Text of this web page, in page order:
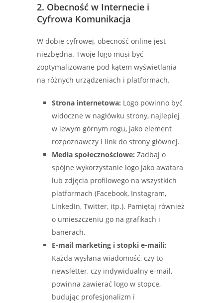
2. Obecność w Internecie i
Cyfrowa Komunikacja
W dobie cyfrowej, obecność online jest
niezbędna. Twoje logo musi być
zoptymalizowane pod kątem wyświetlania
na różnych urządzeniach i platformach.
Strona internetowa: Logo powinno być
widoczne w nagłówku strony, najlepiej
w lewym górnym rogu, jako element
rozpoznawczy i link do strony głównej.
Media społecznościowe: Zadbaj o
spójne wykorzystanie logo jako awatara
lub zdjęcia profilowego na wszystkich
platformach (Facebook, Instagram,
LinkedIn, Twitter, itp.). Pamiętaj również
o umieszczeniu go na grafikach i
banerach.
E-mail marketing i stopki e-maili:
Każda wysłana wiadomość, czy to
newsletter, czy indywidualny e-mail,
powinna zawierać logo w stopce,
budując profesjonalizm i